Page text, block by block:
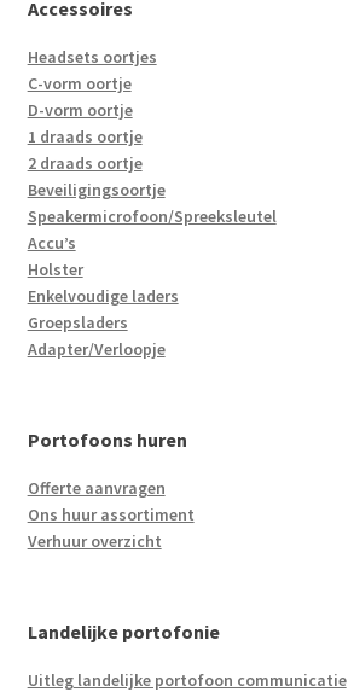
Accessoires
Headsets oortjes
C-vorm oortje
D-vorm oortje
1 draads oortje
2 draads oortje
Beveiligingsoortje
Speakermicrofoon/Spreeksleutel
Accu’s
Holster
Enkelvoudige laders
Groepsladers
Adapter/Verloopje
Portofoons huren
Offerte aanvragen
Ons huur assortiment
Verhuur overzicht
Landelijke portofonie
Uitleg landelijke portofoon communicatie